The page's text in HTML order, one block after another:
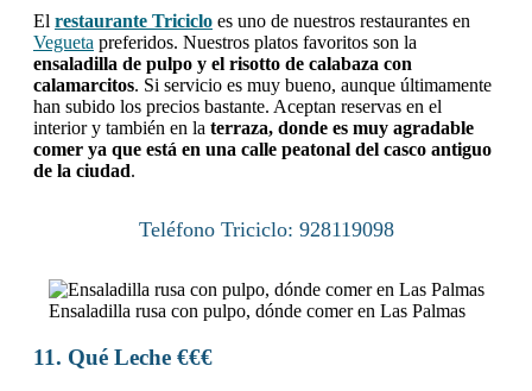
El restaurante Triciclo es uno de nuestros restaurantes en
Vegueta preferidos. Nuestros platos favoritos son la
ensaladilla de pulpo y el risotto de calabaza con
calamarcitos. Si servicio es muy bueno, aunque últimamente
han subido los precios bastante. Aceptan reservas en el
interior y también en la terraza, donde es muy agradable
comer ya que está en una calle peatonal del casco antiguo
de la ciudad.
Teléfono Triciclo: 928119098
Ensaladilla rusa con pulpo, dónde comer en Las Palmas
11. Qué Leche €€€